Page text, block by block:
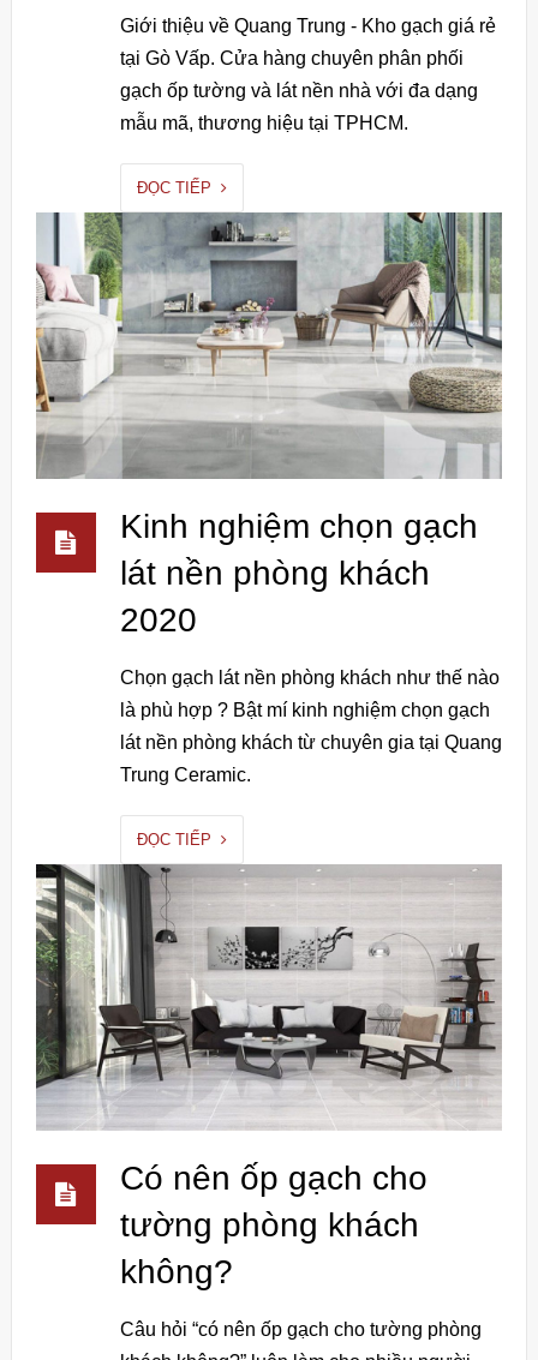
Giới thiệu về Quang Trung - Kho gạch giá rẻ
tại Gò Vấp. Cửa hàng chuyên phân phối
gạch ốp tường và lát nền nhà với đa dạng
mẫu mã, thương hiệu tại TPHCM.
ĐỌC TIẾP
Kinh nghiệm chọn gạch
lát nền phòng khách
2020
Chọn gạch lát nền phòng khách như thế nào
là phù hợp ? Bật mí kinh nghiệm chọn gạch
lát nền phòng khách từ chuyên gia tại Quang
Trung Ceramic.
ĐỌC TIẾP
Có nên ốp gạch cho
tường phòng khách
không?
Câu hỏi “có nên ốp gạch cho tường phòng